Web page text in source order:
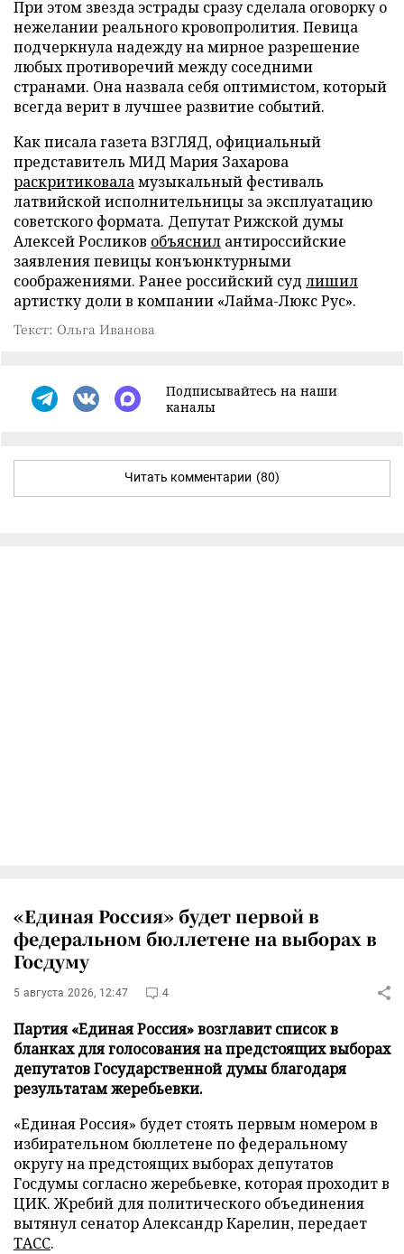
При этом звезда эстрады сразу сделала оговорку о
нежелании реального кровопролития. Певица
подчеркнула надежду на мирное разрешение
любых противоречий между соседними
странами. Она назвала себя оптимистом, который
всегда верит в лучшее развитие событий.
Как писала газета ВЗГЛЯД, официальный
представитель МИД Мария Захарова
раскритиковаламузыкальный фестиваль
латвийской исполнительницы за эксплуатацию
советского формата. Депутат Рижской думы
Алексей Росликов объяснил антироссийские
заявления певицы конъюнктурными
соображениями. Ранее российский суд лишил
артистку доли в компании «Лайма-Люкс Рус».
Текст: Ольга Иванова
Подписывайтесь на наши
каналы
Читать комментарии (80)
«Единая Россия» будет первой в
федеральном бюллетене на выборах в
Госдуму
5 августа 2026, 12:47 4
Партия «Единая Россия» возглавит список в
бланках для голосования на предстоящих выборах
депутатов Государственной думы благодаря
результатам жеребьевки.
«Единая Россия» будет стоять первым номером в
избирательном бюллетене по федеральному
округу на предстоящих выборах депутатов
Госдумы согласно жеребьевке, которая проходит в
ЦИК. Жребий для политического объединения
вытянул сенатор Александр Карелин, передает
ТАСС.